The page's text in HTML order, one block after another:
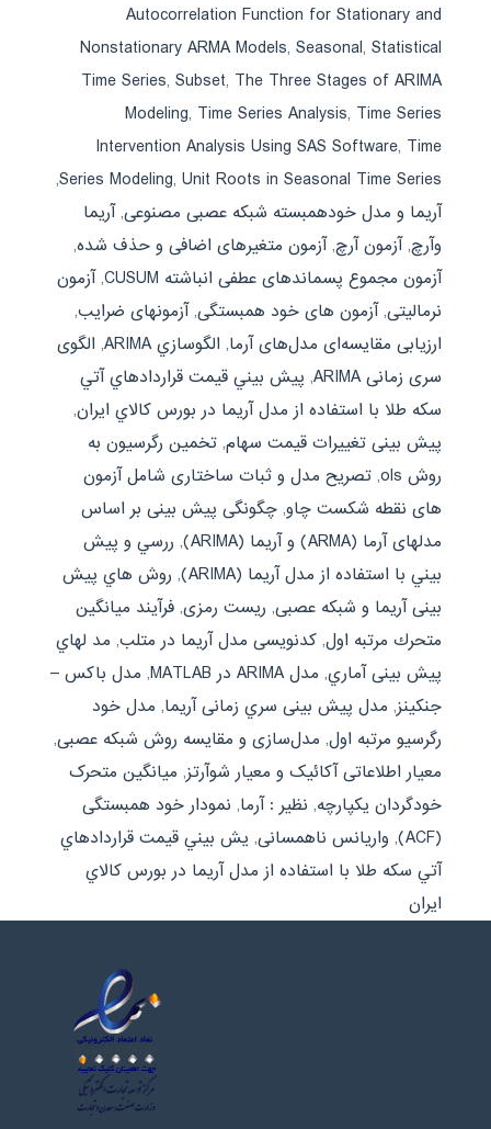
Autocorrelation Function for Stationary and
Nonstationary ARMA Models,Seasonal,Statistical
Time Series,Subset, The Three Stages of ARIMA
Modeling, Time Series Analysis, Time Series
Intervention Analysis Using SAS Software, Time
Series Modeling,Unit Roots in Seasonal Time Series
,
آریما و مدل خودهمبسته شبکه عصبی مصنوعی,آریما
وآرچ,آزمون آرچ,آزمون متغیرهای اضافی و حذف شده,
آزمون مجموع پسماندهای عطفی انباشته CUSUM
,آزمون
نرمالیتی,آزمون های خود همبستگی,آزمونهای ضرایب,
ارزیابی مقایسه‌ای مدل‌های آرما, الگوسازي ARIMA , الگوی
سری زمانی ARIMA
, پيش بيني قيمت قراردادهاي آتي
سکه طلا با استفاده از مدل آريما در بورس کالاي ايران,
پیش بینی تغییرات قیمت سهام, تخمین رگرسیون به
روش ols
, تصریح مدل و ثبات ساختاری شامل آزمون
های نقطه شکست چاو, چگونگی پیش بینی بر اساس
مدلهای آرما (ARMA) و آریما (ARIMA)
, ررسي و پيش
بيني با استفاده از مدل آريما (ARIMA)
, روش هاي پیش
بینی آریما و شبکه عصبی, ریست رمزی, فرآیند میانگین
متحرك مرتبه اول, کدنویسی مدل آریما در متلب, مد لهاي
پیش بینی آماري, مدل ARIMA در MATLAB , مدل باکس –
جنکینز, مدل پیش بینی سري زمانی آریما, مدل خود
رگرسیو مرتبه اول, مدل‌سازی و مقایسه روش شبکه عصبی,
معیار اطلاعاتی آکائیک و معیار شوآرتز, میانگین متحرک
خودگردان یکپارچه, نظیر : آرما, نمودار خود همبستگی
(ACF)
, واریانس ناهمسانی, يش بيني قيمت قراردادهاي
آتي سکه طلا با استفاده از مدل آريما در بورس کالاي
ايران